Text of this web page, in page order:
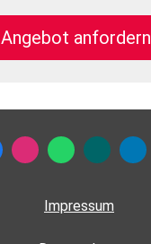
An­ge­bot an­for­dern
Impressum